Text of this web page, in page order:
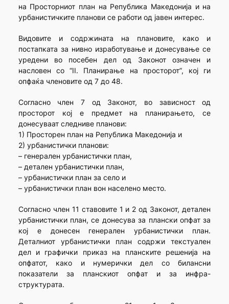
на Просторниот план на Република Македонија и на
урбанистичките планови се работи од јавен интерес.
Видовите и содржината на плановите, како и
постапката за нивно изработување и донесување се
уредени во посебен дел од Законот означен и
насловен со “II. Планирање на просторот”, кој ги
опфаќа членовите од 7 до 48.
Согласно член 7 од Законот, во зависност од
просторот кој е предмет на планирањето, се
донесуваат следниве планови:
1) Просторен план на Република Македонија и
2) урбанистички планови:
– генерален урбанистички план,
– детален урбанистички план,
– урбанистички план за село и
– урбанистички план вон населено место.
Согласно член 11 ставовите 1 и 2 од Законот, детален
урбанистички план, се донесува за плански опфат за
кој е донесен генерален урбанистички план.
Деталниот урбанистички план содржи текстуален
дел и графички приказ на планските решенија на
опфатот, како и нумерички дел со билансни
показатели за планскиот опфат и за инфра-
структурата.